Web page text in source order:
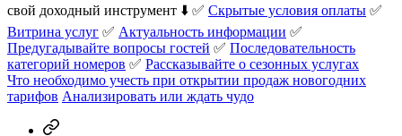
свой доходный инструмент ⬇️ ✅️ Скрытые условия оплаты ✅️
Витрина услуг ✅️ Актуальность информации ✅️
Предугадывайте вопросы гостей ✅️ Последовательность
категорий номеров ✅️ Рассказывайте о сезонных услугах
Что необходимо учесть при открытии продаж новогодних
тарифов Анализировать или ждать чудо
MAX